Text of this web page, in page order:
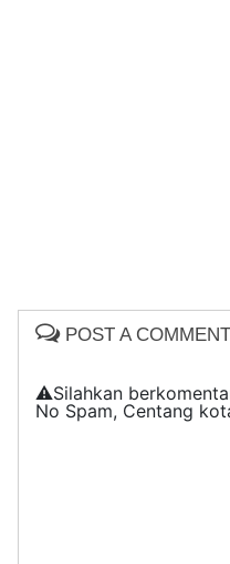
POST A COMMENT
⚠️Silahkan
No Spam, Centang